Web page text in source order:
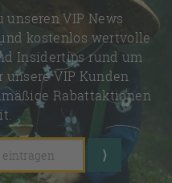
VIP News
kostenlos wertvolle
Insidertips rund um
unsere VIP Kunden
Rabattaktionen